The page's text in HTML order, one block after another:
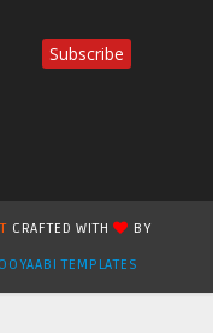
Subscribe
CRAFTED WITH
BY
TEMPLATES